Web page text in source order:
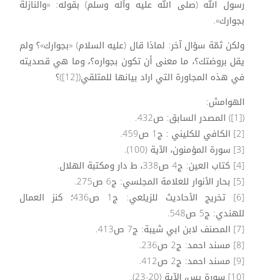
رسول الله (صلى الله عليه وآله وسلم) بقوله: «والنازلة
بجوارك».
ولكن ثمّة سؤال آخر: لماذا قال (عليه السلام) «بجوارك»؟ ولم
يقل بروضتك؟، ما معنى أن تكون بجواره؟، وما هي قصديته
في هذه المجاورة التي اراد بيانها للمتلقي([12])؟
الهوامش:
([1]) المصدر السابق: ص432.
[2] الكافي للكليني : ج1 ص459.
[3] سورة المؤمنون، الآية (100).
[4] كتاب العين: ج4 ص338، ط دار ومكتبة الهلال.
[5] بحار الأنوار للعلامة المجلسي: ج6 ص275.
[6] تخريج الأحاديث للزيلعي: ج1 ص436؛ كنز العمال
للهندي: ج5 ص548.
[7] المصنف لابن ابي شيبة: ج7 ص413.
[8] مسند احمد: ج2 ص236.
[9] مسند احمد: ج2 ص412.